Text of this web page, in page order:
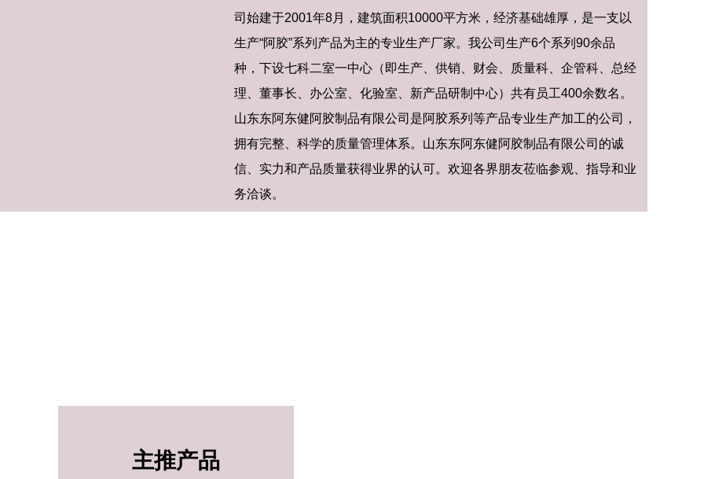
司始建于2001年8月，建筑面积10000平方米，经济基础雄厚，是一支以
生产“阿胶”系列产品为主的专业生产厂家。我公司生产6个系列90余品
种，下设七科二室一中心（即生产、供销、财会、质量科、企管科、总经
理、董事长、办公室、化验室、新产品研制中心）共有员工400余数名。
山东东阿东健阿胶制品有限公司是阿胶系列等产品专业生产加工的公司，
拥有完整、科学的质量管理体系。山东东阿东健阿胶制品有限公司的诚
信、实力和产品质量获得业界的认可。欢迎各界朋友莅临参观、指导和业
务洽谈。
主推产品